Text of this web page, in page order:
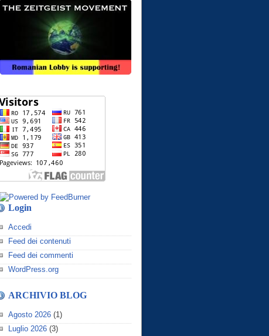
Login
Accedi
Feed dei contenuti
Feed dei commenti
WordPress.org
ARCHIVIO BLOG
Agosto 2026(1)
Luglio 2026(3)